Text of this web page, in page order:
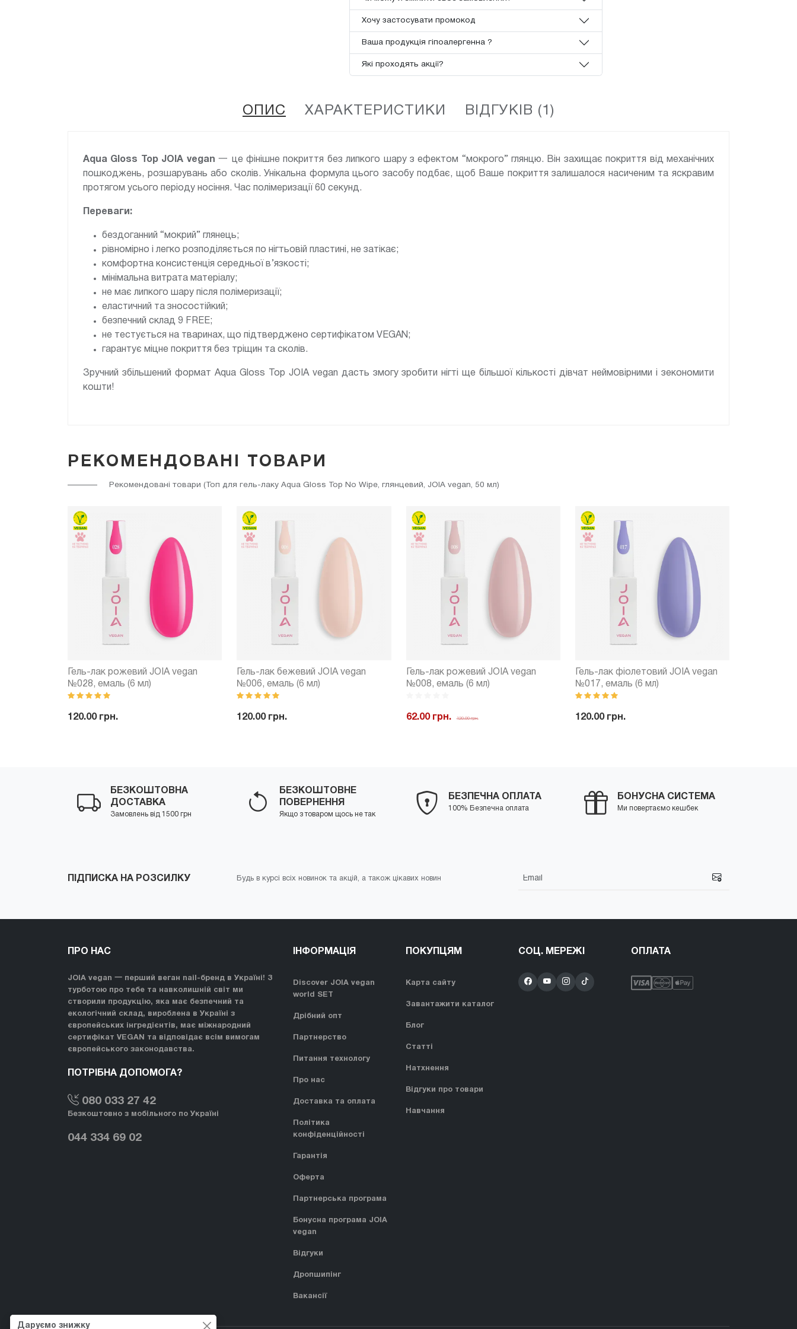
Хочу застосувати промокод
Ваша продукція гіпоалергенна ?
Які проходять акції?
ОПИС ХАРАКТЕРИСТИКИ ВІДГУКІВ (1)
Aqua Gloss Top JOIA vegan 一 це фінішне покриття без липкого шару з ефектом “мокрого” глянцю. Він захищає покриття від механічних
пошкоджень, розшарувань або сколів. Унікальна формула цього засобу подбає, щоб Ваше покриття залишалося насиченим та яскравим
протягом усього періоду носіння. Час полімеризації 60 секунд.
Переваги:
бездоганний “мокрий” глянець;
рівномірно і легко розподіляється по нігтьовій пластині, не затікає;
комфортна консистенція середньої в’язкості;
мінімальна витрата матеріалу;
не має липкого шару після полімеризації;
еластичний та зносостійкий;
безпечний склад 9 FREE;
не тестується на тваринах, що підтверджено сертифікатом VEGAN;
гарантує міцне покриття без тріщин та сколів.
Зручний збільшений формат Aqua Gloss Top JOIA vegan дасть змогу зробити нігті ще більшої кількості дівчат неймовірними і зекономити
кошти!
РЕКОМЕНДОВАНІ ТОВАРИ
Рекомендовані товари (Топ для гель-лаку Aqua Gloss Top No Wipe, глянцевий, JOIA vegan, 50 мл)
Гель-лак рожевий JOIA vegan
№028, емаль (6 мл)
120.00 грн.
Гель-лак бежевий JOIA vegan
№006, емаль (6 мл)
120.00 грн.
Гель-лак рожевий JOIA vegan
№008, емаль (6 мл)
62.00 грн. 120.00 грн.
Гель-лак фіолетовий JOIA vegan
№017, емаль (6 мл)
120.00 грн.
БЕЗКОШТОВНА
ДОСТАВКА
Замовлень від 1500 грн
БЕЗКОШТОВНЕ
ПОВЕРНЕННЯ
Якщо з товаром щось не так
БЕЗПЕЧНА ОПЛАТА
100% Безпечна оплата
БОНУСНА СИСТЕМА
Ми повертаємо кешбек
ПІДПИСКА НА РОЗСИЛКУ Будь в курсі всіх новинок та акцій, а також цікавих новин
ПРО НАС
JOIA vegan 一 перший веган nail-бренд в Україні! З
турботою про тебе та навколишній світ ми
створили продукцію, яка має безпечний та
екологічний склад, вироблена в Україні з
європейських інгредієнтів, має міжнародний
сертифікат VEGAN та відповідає всім вимогам
європейського законодавства.
ПОТРІБНА ДОПОМОГА?
080 033 27 42
Безкоштовно з мобільного по Україні
044 334 69 02
ІНФОРМАЦІЯ
Discover JOIA vegan
world SET
Дрібний опт
Партнерство
Питання технологу
Про нас
Доставка та оплата
Політика
конфіденційності
Гарантія
Оферта
Партнерська програма
Бонусна програма JOIA
vegan
Відгуки
Дропшипінг
Вакансії
ПОКУПЦЯМ
Карта сайту
Завантажити каталог
Блог
Статті
Натхнення
Відгуки про товари
Навчання
СОЦ. МЕРЕЖІ ОПЛАТА
Даруємо знижку